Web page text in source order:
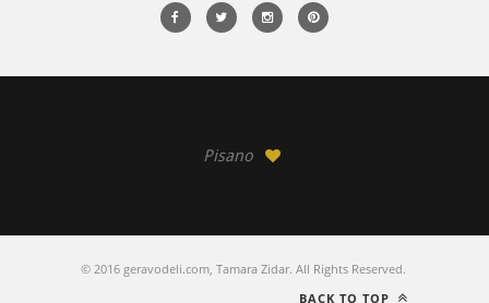
Pisano
© 2016 geravodeli.com, Tamara Zidar. All Rights Reserved.
BACK TO TOP